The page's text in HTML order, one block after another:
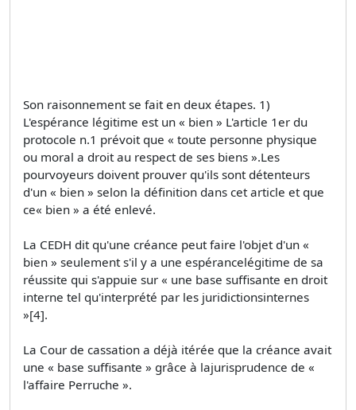
Son raisonnement se fait en deux étapes. 1)
L'espérance légitime est un « bien » L'article 1er du
protocole n.1 prévoit que « toute personne physique
ou moral a droit au respect de ses biens ».Les
pourvoyeurs doivent prouver qu'ils sont détenteurs
d'un « bien » selon la définition dans cet article et que
ce« bien » a été enlevé.
La CEDH dit qu'une créance peut faire l'objet d'un «
bien » seulement s'il y a une espérancelégitime de sa
réussite qui s'appuie sur « une base suffisante en droit
interne tel qu'interprété par les juridictionsinternes
»[4].
La Cour de cassation a déjà itérée que la créance avait
une « base suffisante » grâce à lajurisprudence de «
l'affaire Perruche ».